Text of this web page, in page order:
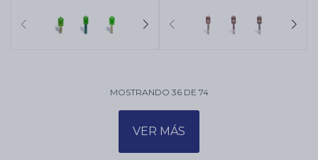
MOSTRANDO 36DE 74
VER MÁS